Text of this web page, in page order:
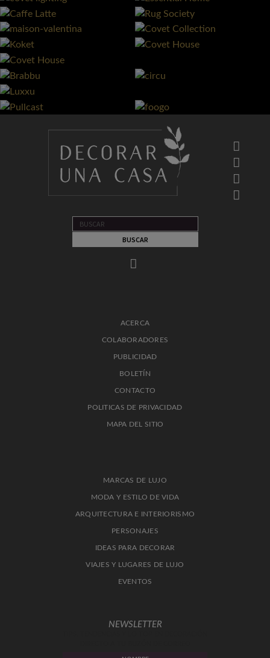
ACERCA
COLABORADORES
PUBLICIDAD
BOLETÍN
CONTACTO
POLITICAS DE PRIVACIDAD
MAPA DEL SITIO
MARCAS DE LUJO
MODA Y ESTILO DE VIDA
ARQUITECTURA E INTERIORISMO
PERSONAJES
IDEAS PARA DECORAR
VIAJES Y LUGARES DE LUJO
EVENTOS
NEWSLETTER